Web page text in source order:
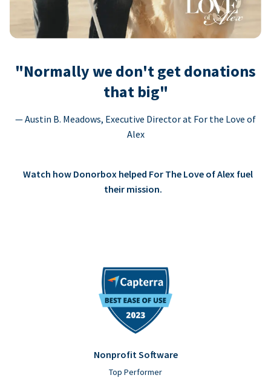
"Normally we don't get donations
that big"
— Austin B. Meadows, Executive Director at For the Love of
Alex
Watch how Donorbox helped For The Love of Alex fuel
their mission.
Nonprofit Software
Top Performer